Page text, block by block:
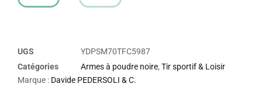
UGS
YDPSM70TFC5987
Catégories
Armes à poudre noire, Tir sportif & Loisir
Marque : Davide PEDERSOLI & C.